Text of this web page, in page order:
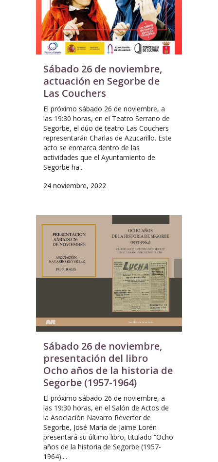
Sábado 26 de noviembre,
actuación en Segorbe de
Las Couchers
El próximo sábado 26 de noviembre, a
las 19:30 horas, en el Teatro Serrano de
Segorbe, el dúo de teatro Las Couchers
representarán Charlas de Azucarillo. Este
acto se enmarca dentro de las
actividades que el Ayuntamiento de
Segorbe ha...
24 noviembre, 2022
Sábado 26 de noviembre,
presentación del libro
Ocho años de la historia de
Segorbe (1957-1964)
El próximo sábado 26 de noviembre, a
las 19:30 horas, en el Salón de Actos de
la Asociación Navarro Reverter de
Segorbe, José María de Jaime Lorén
presentará su último libro, titulado “Ocho
años de la historia de Segorbe (1957-
1964)....